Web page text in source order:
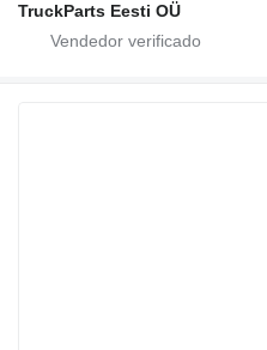
TruckParts Eesti OÜ